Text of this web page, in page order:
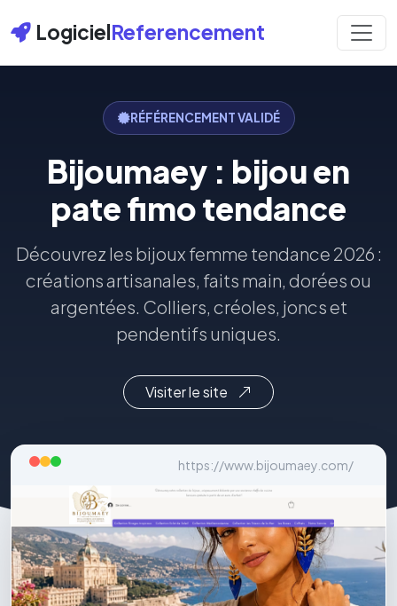
LogicielReferencement
RÉFÉRENCEMENT VALIDÉ
Bijoumaey : bijou en
pate fimo tendance
Découvrez les bijoux femme tendance 2026 :
créations artisanales, faits main, dorées ou
argentées. Colliers, créoles, joncs et
pendentifs uniques.
Visiter le site
https://www.bijoumaey.com/